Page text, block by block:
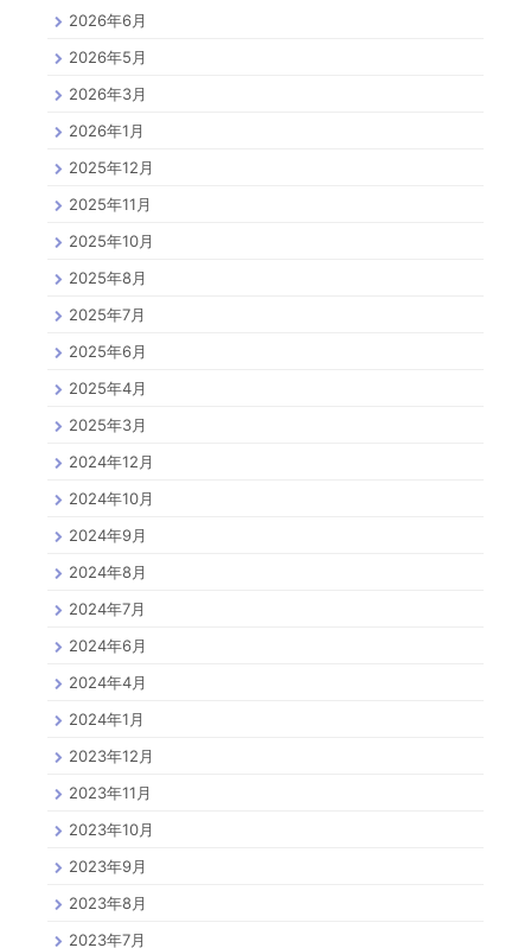
2026年6月
2026年5月
2026年3月
2026年1月
2025年12月
2025年11月
2025年10月
2025年8月
2025年7月
2025年6月
2025年4月
2025年3月
2024年12月
2024年10月
2024年9月
2024年8月
2024年7月
2024年6月
2024年4月
2024年1月
2023年12月
2023年11月
2023年10月
2023年9月
2023年8月
2023年7月